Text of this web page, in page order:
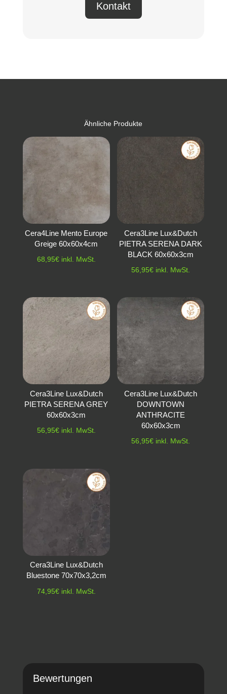
Kontakt
Ähnliche Produkte
Cera4Line Mento Europe
Greige 60x60x4cm
68,95€ inkl. MwSt.
Cera3Line Lux&Dutch
PIETRA SERENA DARK
BLACK 60x60x3cm
56,95€ inkl. MwSt.
Cera3Line Lux&Dutch
PIETRA SERENA GREY
60x60x3cm
56,95€ inkl. MwSt.
Cera3Line Lux&Dutch
DOWNTOWN
ANTHRACITE
60x60x3cm
56,95€ inkl. MwSt.
Cera3Line Lux&Dutch
Bluestone 70x70x3,2cm
74,95€ inkl. MwSt.
Bewertungen